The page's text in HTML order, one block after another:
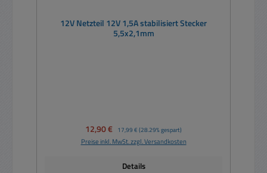
12V Netzteil 12V 1,5A stabilisiert Stecker
5,5x2,1mm
Verkaufspreis:
12,90 € Regulärer Preis:
17,99 € (28.29% gespart)
Preise inkl. MwSt. zzgl. Versandkosten
Details